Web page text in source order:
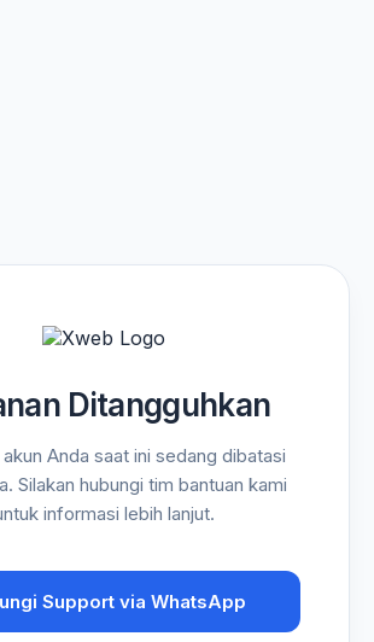
Ditangguhkan
Anda saat ini sedang dibatasi
Silakan hubungi tim bantuan kami
informasi lebih lanjut.
Support via WhatsApp